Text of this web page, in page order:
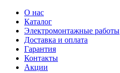
О нас
Каталог
Электромонтажные работы
Доставка и оплата
Гарантия
Контакты
Акции